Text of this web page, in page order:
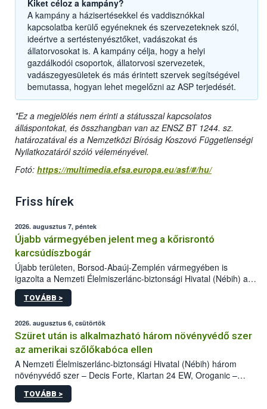
Kiket céloz a kampány?
A kampány a házisertésekkel és vaddisznókkal
kapcsolatba kerülő egyéneknek és szervezeteknek szól,
ideértve a sertéstenyésztőket, vadászokat és
állatorvosokat is. A kampány célja, hogy a helyi
gazdálkodói csoportok, állatorvosi szervezetek,
vadászegyesületek és más érintett szervek segítségével
bemutassa, hogyan lehet megelőzni az ASP terjedését.
*Ez a megjelölés nem érinti a státusszal kapcsolatos
álláspontokat, és összhangban van az ENSZ BT 1244. sz.
határozatával és a Nemzetközi Bíróság Koszovó Függetlenségi
Nyilatkozatáról szóló véleményével.
Fotó: https://multimedia.efsa.europa.eu/asf/#/hu/
Friss hírek
2026. augusztus 7, péntek
Újabb vármegyében jelent meg a kőrisrontó
karcsúdíszbogár
Újabb területen, Borsod-Abaúj-Zemplén vármegyében is
igazolta a Nemzeti Élelmiszerlánc-biztonsági Hivatal (Nébih) a
kőrisrontó karcsúdíszbogár (Agrilus planipennis) jelenlétét. A
kártevőt nem csak színcsapdában találták meg, de már fertőzött
az intenzív felderítést, emellett az intézkedéseket a szlovák
hatósággal is összehangolják a terjedés megállítása érdekében.
TOVÁBB >
2026. augusztus 6, csütörtök
Szüret után is alkalmazható három növényvédő szer
az amerikai szőlőkabóca ellen
A Nemzeti Élelmiszerlánc-biztonsági Hivatal (Nébih) három
növényvédő szer – Decis Forte, Klartan 24 EW, Oroganic –
engedélyokiratát módosította, így azok a szüretet követően,
egészen a vesszőérettség (BBCH 91) stádiumáig
TOVÁBB >